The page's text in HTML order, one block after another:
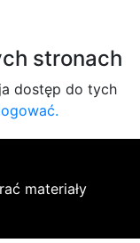
stronach
dostęp do tych
materiały